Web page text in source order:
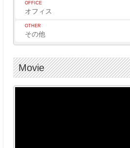
OFFICE
オフィス
OTHER
その他
Movie